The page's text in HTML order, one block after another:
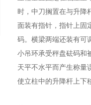
时，中刀搁置在与升降
面装有指针，指针上固
码。横梁两端还装有可
小吊环承受秤盘砝码和
天平不水平而产生称量
使立柱中的升降杆上下